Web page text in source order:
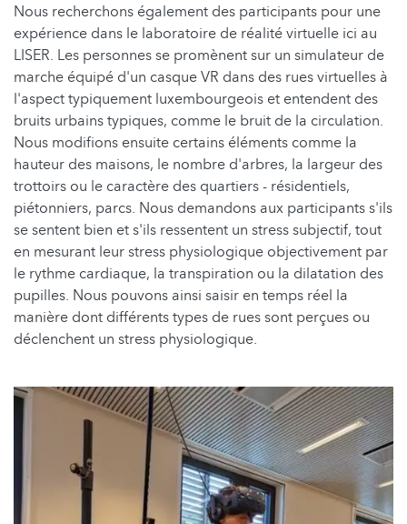
Nous recherchons également des participants pour une
expérience dans le laboratoire de réalité virtuelle ici au
LISER. Les personnes se promènent sur un simulateur de
marche équipé d'un casque VR dans des rues virtuelles à
l'aspect typiquement luxembourgeois et entendent des
bruits urbains typiques, comme le bruit de la circulation.
Nous modifions ensuite certains éléments comme la
hauteur des maisons, le nombre d'arbres, la largeur des
trottoirs ou le caractère des quartiers - résidentiels,
piétonniers, parcs. Nous demandons aux participants s'ils
se sentent bien et s'ils ressentent un stress subjectif, tout
en mesurant leur stress physiologique objectivement par
le rythme cardiaque, la transpiration ou la dilatation des
pupilles. Nous pouvons ainsi saisir en temps réel la
manière dont différents types de rues sont perçues ou
déclenchent un stress physiologique.